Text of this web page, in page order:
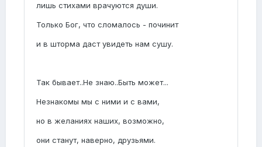
лишь стихами врачуются души.
Только Бог, что сломалось - починит
и в шторма даст увидеть нам сушу.
Так бывает..Не знаю..Быть может...
Незнакомы мы с ними и с вами,
но в желаниях наших, возможно,
они станут, наверно, друзьями.